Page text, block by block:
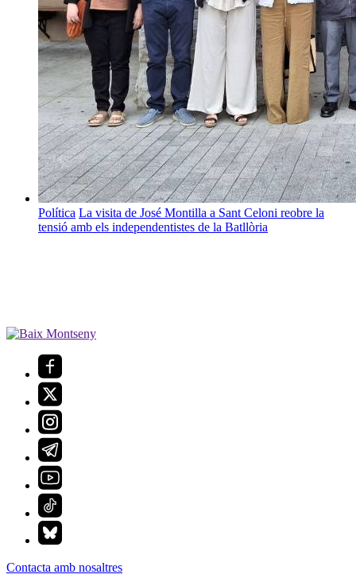
Política La visita de José Montilla a Sant Celoni reobre la
tensió amb els independentistes de la Batllòria
Contacta amb nosaltres